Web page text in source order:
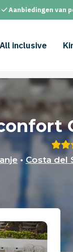
Aanbiedingen van
All inclusive
• Costa del